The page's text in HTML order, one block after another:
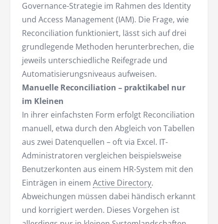
Governance-Strategie im Rahmen des Identity
und Access Management (IAM). Die Frage, wie
Reconciliation funktioniert, lässt sich auf drei
grundlegende Methoden herunterbrechen, die
jeweils unterschiedliche Reifegrade und
Automatisierungsniveaus aufweisen.
Manuelle Reconciliation – praktikabel nur
im Kleinen
In ihrer einfachsten Form erfolgt Reconciliation
manuell, etwa durch den Abgleich von Tabellen
aus zwei Datenquellen – oft via Excel. IT-
Administratoren vergleichen beispielsweise
Benutzerkonten aus einem HR-System mit den
Einträgen in einem Active Directory.
Abweichungen müssen dabei händisch erkannt
und korrigiert werden. Dieses Vorgehen ist